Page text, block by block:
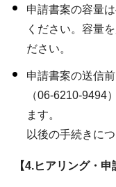
申請書案の容量
ください。容量
ださい。
申請書案の送信
（06-6210-9494
ます。
以後の手続きに
【4.ヒアリング・申